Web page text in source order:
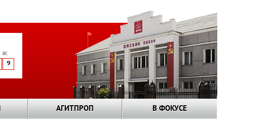
ВС
9
АГИТПРОП В ФОКУСЕ